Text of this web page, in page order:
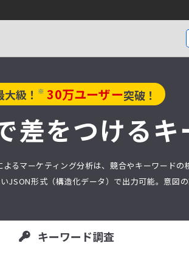
級！ ※ 30万ユーザー突破！
差をつける
るマーケティング分析は、競合やキーワード
JSON形式（構造化データ）で出力可能。意図
キーワード調査